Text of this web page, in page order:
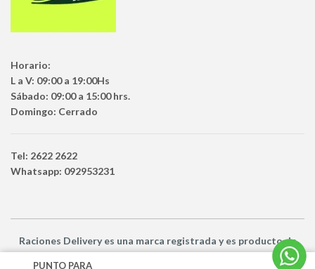
Horario:
L a V: 09:00 a 19:00Hs
Sábado: 09:00 a 15:00 hrs.
Domingo: Cerrado
Tel: 2622 2622
Whatsapp: 092953231
Raciones Deliveryes una marca registrada y es productode
Netbuy Uruguay SRL -© Todos los derechos reservados
PUNTO PARA